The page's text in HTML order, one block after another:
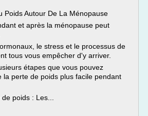
Poids Autour De La Ménopause
et après la ménopause peut
le stress et le processus de
tous vous empêcher d'y arriver.
étapes que vous pouvez
la perte de poids plus facile pendant
poids : Les...